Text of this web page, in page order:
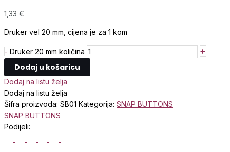
1,33 €
Druker vel 20 mm, cijena je za 1 kom
- Druker 20 mm količina +
Dodaj u košaricu
Dodaj na listu želja
Dodaj na listu želja
Šifra proizvoda: SB01 Kategorija: SNAP BUTTONS
SNAP BUTTONS
Podijeli: